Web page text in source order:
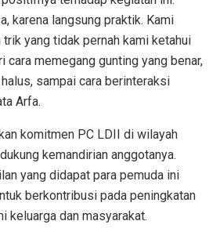
karena langsung praktik. Kami
yang tidak pernah kami ketahui
cara memegang gunting yang benar,
sampai cara berinteraksi
Arfa.
komitmen PC LDII di wilayah
kemandirian anggotanya.
yang didapat para pemuda ini
berkontribusi pada peningkatan
keluarga dan masyarakat.